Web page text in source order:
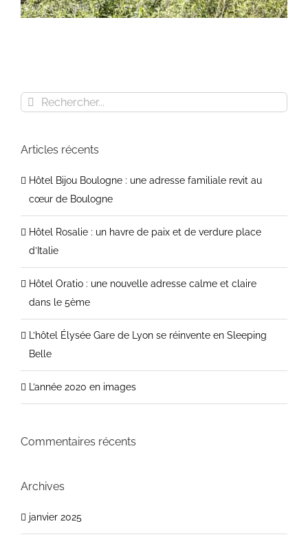
Rechercher
Articles récents
Hôtel Bijou Boulogne : une adresse familiale revit au
cœur de Boulogne
Hôtel Rosalie : un havre de paix et de verdure place
d’Italie
Hôtel Oratio : une nouvelle adresse calme et claire
dans le 5ème
L’hôtel Élysée Gare de Lyon se réinvente en Sleeping
Belle
L’année 2020 en images
Commentaires récents
Archives
janvier 2025